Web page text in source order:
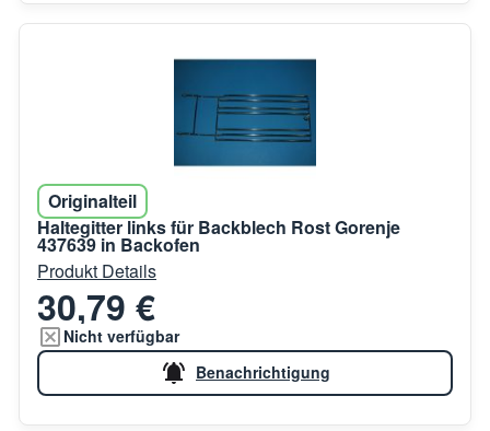
Originalteil
Haltegitter links für Backblech Rost Gorenje
437639 in Backofen
Produkt Details
30,79 €
Nicht verfügbar
Benachrichtigung